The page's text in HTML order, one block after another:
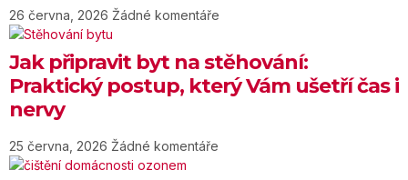
26 června, 2026 Žádné komentáře
Jak připravit byt na stěhování:
Praktický postup, který Vám ušetří čas i
nervy
25 června, 2026 Žádné komentáře